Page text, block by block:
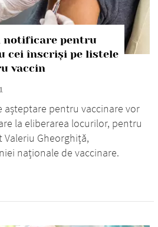
notificare pentru
cei înscriși pe listele
vaccin
așteptare pentru vaccinare vor
la eliberarea locurilor, pentru
Gheorghiță,
naționale de vaccinare.